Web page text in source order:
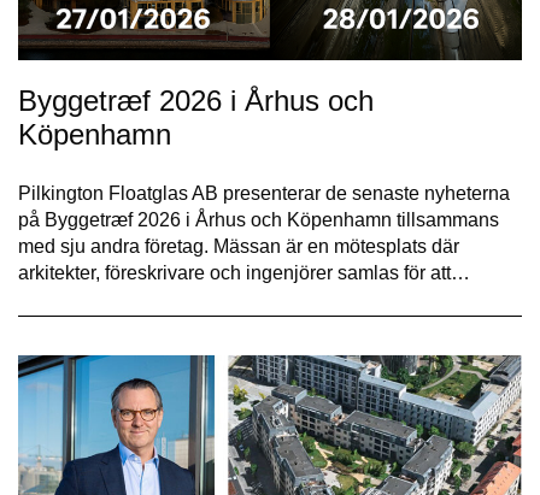
Byggetræf 2026 i Århus och
Köpenhamn
Pilkington Floatglas AB presenterar de senaste nyheterna
på Byggetræf 2026 i Århus och Köpenhamn tillsammans
med sju andra företag. Mässan är en mötesplats där
arkitekter, föreskrivare och ingenjörer samlas för att…